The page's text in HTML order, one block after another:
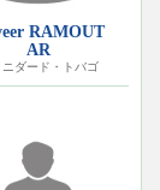
RAMOUT
AR
ニダード・トバゴ